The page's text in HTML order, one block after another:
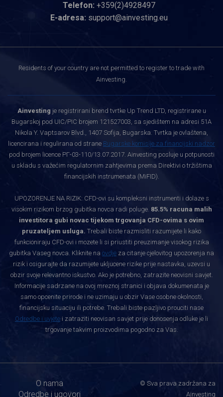
Telefon: +359(2)4928497
E-adresa: support@ainvesting.eu
Residents of your country are not permitted to register to trade with
Ainvesting.
Ainvesting je registrirani brend tvrtke Up Trend LTD, registrirane u
Bugarskoj pod UIC/PIC brojem 121527003, sa sjedištem na adresi 51A
Nikola Y. Vaptsarov Blvd., 1407 Sofija, Bugarska. Tvrtka je ovlaštena,
licencirana i regulirana od strane Bugarske komisije za financijski nadzor
pod brojem licence РГ-03-110/13.07.2017. Ainvesting posluje u potpunosti
u skladu s važećim regulatornim zahtjevima prema Direktivi o tržištima
financijskih instrumenata (MiFID).
UPOZORENJE NA RIZIK: CFD-ovi su kompleksni instrumenti i dolaze s
visokim rizikom brzog gubitka novca radi poluge. 85.5% racuna malih
investitora gubi novac tijekom trgovanja CFD-ovima s ovim
pruzateljem usluga. Trebali biste razmisliti razumijete li kako
funkcioniraju CFD-ovi i mozete li si priustiti preuzimanje visokog rizika
gubitka Vaseg novca. Kliknite na ovdje za citanje cjelovitog upozorenja na
rizik i osigurajte da razumijete ukljucene rizike prije nastavka, uzevsi u
obzir svoje relevantno iskustvo. Ako je potrebno, zatrazite neovisni savjet.
Informacije sadrzane na ovoj mreznoj stranici i objava dokumenata je
samo opcenite prirode i ne uzimaju u obzir Vase osobne okolnosti,
financijsku situaciju ili potrebe. Trebali biste pazljivo prouciti nase
Odredbe i uvjete i zatraziti neovisan savjet prije donosenja odluke je li
trgovanje takvim proizvodima pogodno za Vas.
O nama
Odredbe i ugovori
© Sva prava zadržana za
Ainvesting